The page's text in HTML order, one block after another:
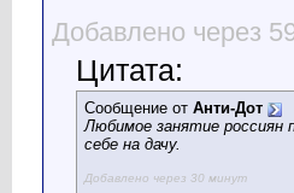
Добавлено через
Цитата:
Сообщение от Анти-Дот
Любимое занятие
себе на дачу.
Добавлено через 30 минут